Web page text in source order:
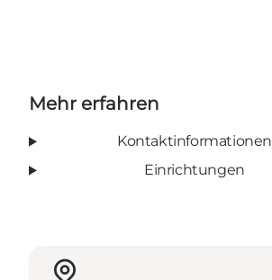
Mehr erfahren
Kontaktinformationen
Einrichtungen